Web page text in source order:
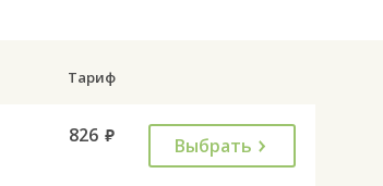
Тариф
826 руб. Выбрать